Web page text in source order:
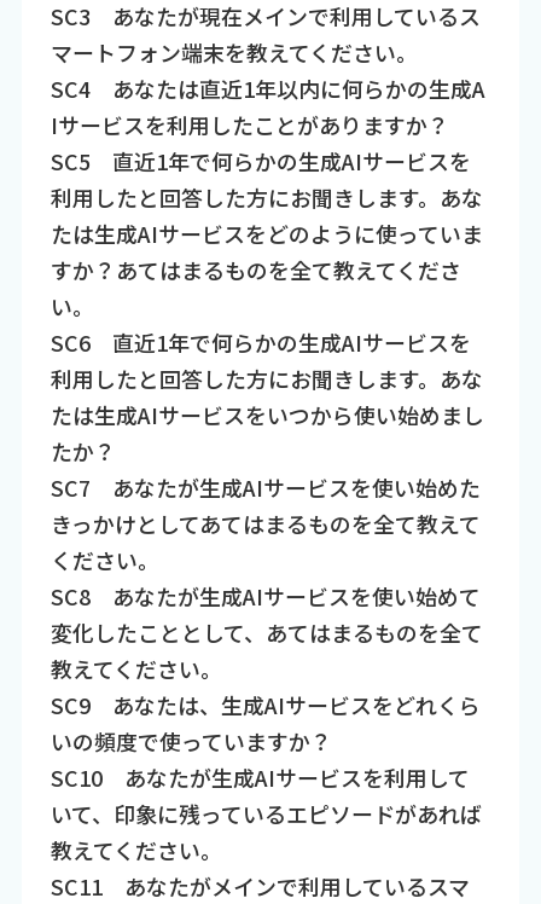
SC3 あなたが現在メインで利用しているス
マートフォン端末を教えてください。
SC4 あなたは直近1年以内に何らかの生成A
Iサービスを利用したことがありますか？
SC5 直近1年で何らかの生成AIサービスを
利用したと回答した方にお聞きします。あな
たは生成AIサービスをどのように使っていま
すか？あてはまるものを全て教えてくださ
い。
SC6 直近1年で何らかの生成AIサービスを
利用したと回答した方にお聞きします。あな
たは生成AIサービスをいつから使い始めまし
たか？
SC7 あなたが生成AIサービスを使い始めた
きっかけとしてあてはまるものを全て教えて
ください。
SC8 あなたが生成AIサービスを使い始めて
変化したこととして、あてはまるものを全て
教えてください。
SC9 あなたは、生成AIサービスをどれくら
いの頻度で使っていますか？
SC10 あなたが生成AIサービスを利用して
いて、印象に残っているエピソードがあれば
教えてください。
SC11 あなたがメインで利用しているスマ